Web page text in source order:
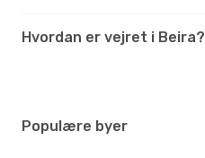
Hvordan er vejret i Beira?
Populære byer